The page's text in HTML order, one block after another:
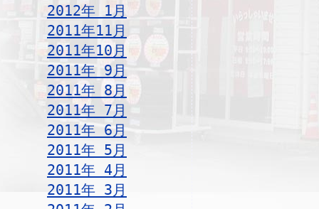
2012年 1月
2011年11月
2011年10月
2011年 9月
2011年 8月
2011年 7月
2011年 6月
2011年 5月
2011年 4月
2011年 3月